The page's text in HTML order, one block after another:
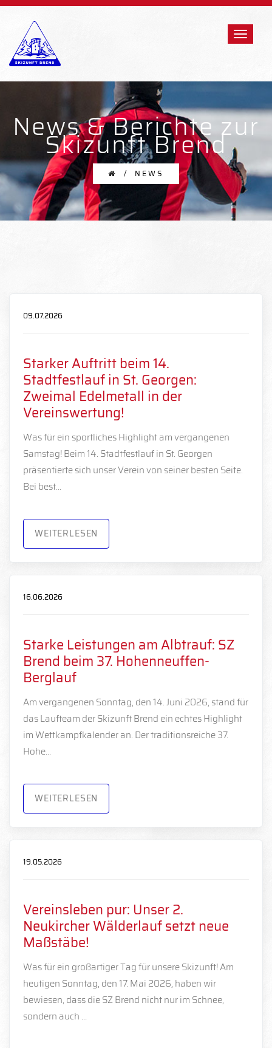
News & Berichte zur
Skizunft Brend
NEWS
09.07.2026
Starker Auftritt beim 14.
Stadtfestlauf in St. Georgen:
Zweimal Edelmetall in der
Vereinswertung!
Was für ein sportliches Highlight am vergangenen
Samstag! Beim 14. Stadtfestlauf in St. Georgen
präsentierte sich unser Verein von seiner besten Seite.
Bei best…
WEITERLESEN
16.06.2026
Starke Leistungen am Albtrauf: SZ
Brend beim 37. Hohenneuffen-
Berglauf
Am vergangenen Sonntag, den 14. Juni 2026, stand für
das Laufteam der Skizunft Brend ein echtes Highlight
im Wettkampfkalender an. Der traditionsreiche 37.
Hohe…
WEITERLESEN
19.05.2026
Vereinsleben pur: Unser 2.
Neukircher Wälderlauf setzt neue
Maßstäbe!
Was für ein großartiger Tag für unsere Skizunft! Am
heutigen Sonntag, den 17. Mai 2026, haben wir
bewiesen, dass die SZ Brend nicht nur im Schnee,
sondern auch …